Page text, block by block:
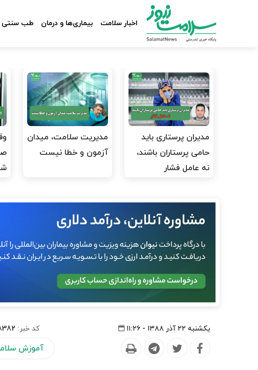
اخبار سلامت بیماری‌ها و درمان طب سنتی
مدیران پرستاری باید
حامی پرستاران باشند،
نه عامل فشار
مدیریت سلامت، میدان
آزمون و خطا نیست
یکشنبه ۲۲ آذر ۱۳۸۸ - ۱۱:۲۶ کد خبر:
آموزش